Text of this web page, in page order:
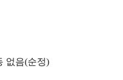
없음(순정)